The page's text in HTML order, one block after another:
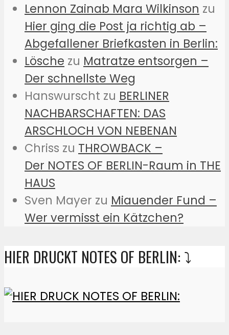
Lennon Zainab Mara Wilkinson zu
Hier ging die Post ja richtig ab –
Abgefallener Briefkasten in Berlin:
Lösche zu Matratze entsorgen –
Der schnellste Weg
Hanswurscht zu BERLINER
NACHBARSCHAFTEN: DAS
ARSCHLOCH VON NEBENAN
Chriss zu THROWBACK –
Der NOTES OF BERLIN-Raum in THE
HAUS
Sven Mayer zu Miauender Fund –
Wer vermisst ein Kätzchen?
HIER DRUCKT NOTES OF BERLIN: ⤵️